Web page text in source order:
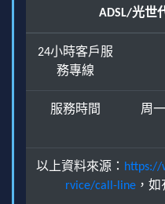
ADSL/光世
24小時客戶服
務專線
服務時間
周
以上資料來源： https://
rvice/call-line ，